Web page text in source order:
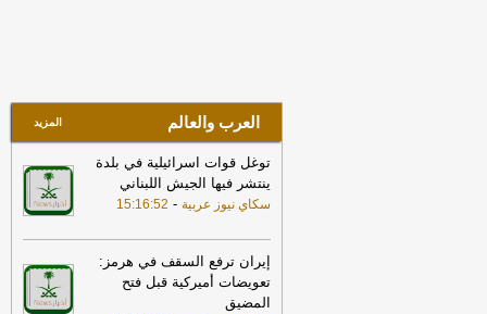
العرب والعالم المزيد
توغل قوات اسرائيلية في بلدة
ينتشر فيها الجيش اللبناني
سكاي نيوز عربية -
15:16:52
إيران ترفع السقف في هرمز:
تعويضات أميركية قبل فتح
المضيق